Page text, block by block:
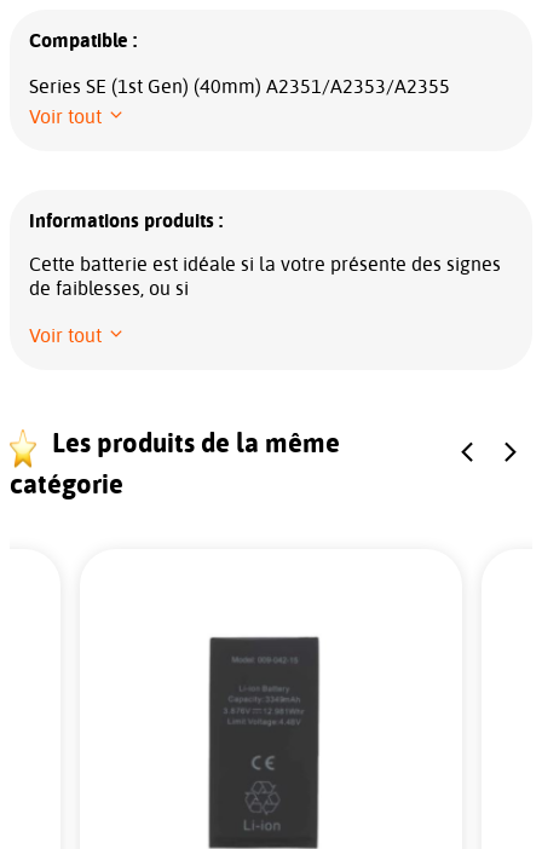
Compatible :
Series SE (1st Gen) (40mm) A2351/A2353/A2355
Voir tout
Informations produits :
Cette batterie est idéale si la votre présente des signes
de faiblesses, ou si
Voir tout
Les produits de la même
catégorie